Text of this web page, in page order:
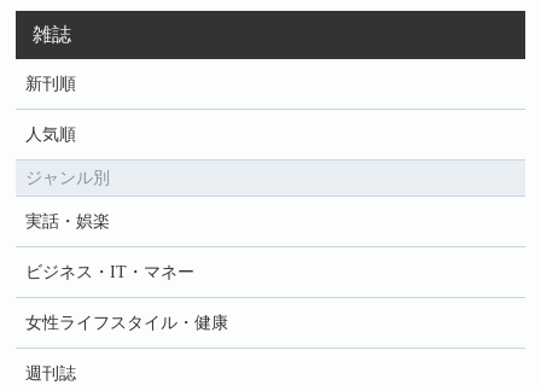
雑誌
新刊順
人気順
ジャンル別
実話・娯楽
ビジネス・IT・マネー
女性ライフスタイル・健康
週刊誌